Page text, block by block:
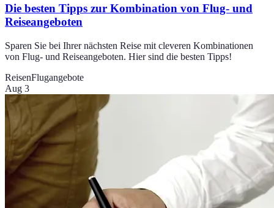
Die besten Tipps zur Kombination von Flug- und
Reiseangeboten
Sparen Sie bei Ihrer nächsten Reise mit cleveren Kombinationen
von Flug- und Reiseangeboten. Hier sind die besten Tipps!
ReisenFlugangebote
Aug 3